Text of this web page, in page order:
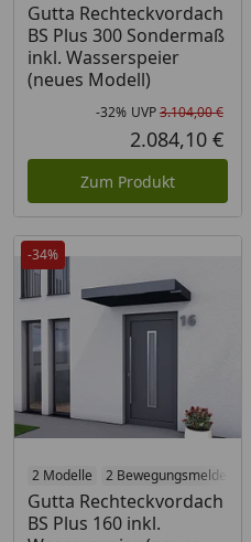
in ProzentPreis
Preis
Gutta Rechteckvordach
BS Plus 300 Sondermaß
inkl. Wasserspeier
(neues Modell)
-32% UVP3.104,00 €
2.084,10 €
Zum Produkt
-34%
2 Modelle 2 Bewegungsmelder
Gutta Rechteckvordach
BS Plus 160 inkl.